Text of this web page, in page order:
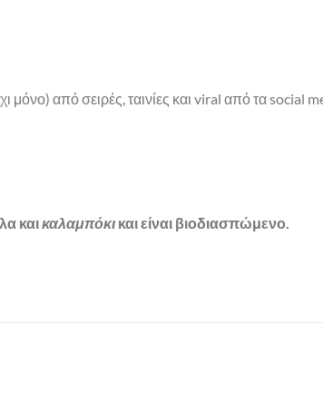
μόνο) από σειρές, ταινίες και viral από τα social
καικαλαμπόκι και είναι βιοδιασπώμενο.